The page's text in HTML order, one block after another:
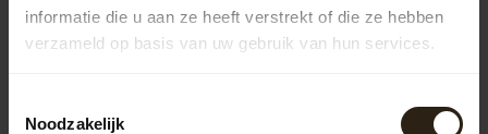
informatie die u aan ze heeft verstrekt of die ze hebben
verzameld op basis van uw gebruik van hun services.
Noodzakelijk
Outdoor
Meubels